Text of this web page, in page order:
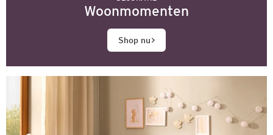
Woonmomenten
Shop nu